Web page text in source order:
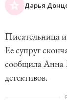
Дарья
Писательница
Ее супруг
сообщила Анна
детективов.